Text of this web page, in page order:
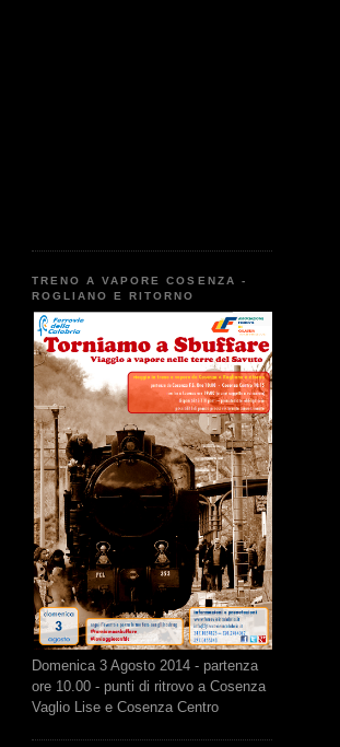
TRENO A VAPORE COSENZA -
ROGLIANO E RITORNO
Domenica 3 Agosto 2014 - partenza
ore 10.00 - punti di ritrovo a Cosenza
Vaglio Lise e Cosenza Centro